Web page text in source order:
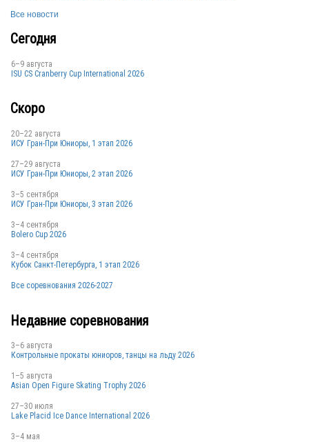
SVK
POL
CZE
Все новости
Сегодня
6–9 августа
ISU CS Cranberry Cup International 2026
Скоро
20–22 августа
ИСУ Гран-При Юниоры, 1 этап 2026
27–29 августа
ИСУ Гран-При Юниоры, 2 этап 2026
3–5 сентября
ИСУ Гран-При Юниоры, 3 этап 2026
3–4 сентября
Bolero Cup 2026
3–4 сентября
Кубок Санкт-Петербурга, 1 этап 2026
Все соревнования 2026-2027
Недавние соревнования
3–6 августа
Контрольные прокаты юниоров, танцы на льду 2026
1–5 августа
Asian Open Figure Skating Trophy 2026
27–30 июля
Lake Placid Ice Dance International 2026
3–4 мая